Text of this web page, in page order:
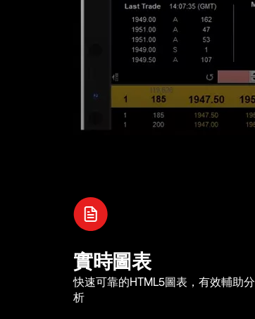
實時圖表
快速可靠的HTML5圖表，有效輔助分
析